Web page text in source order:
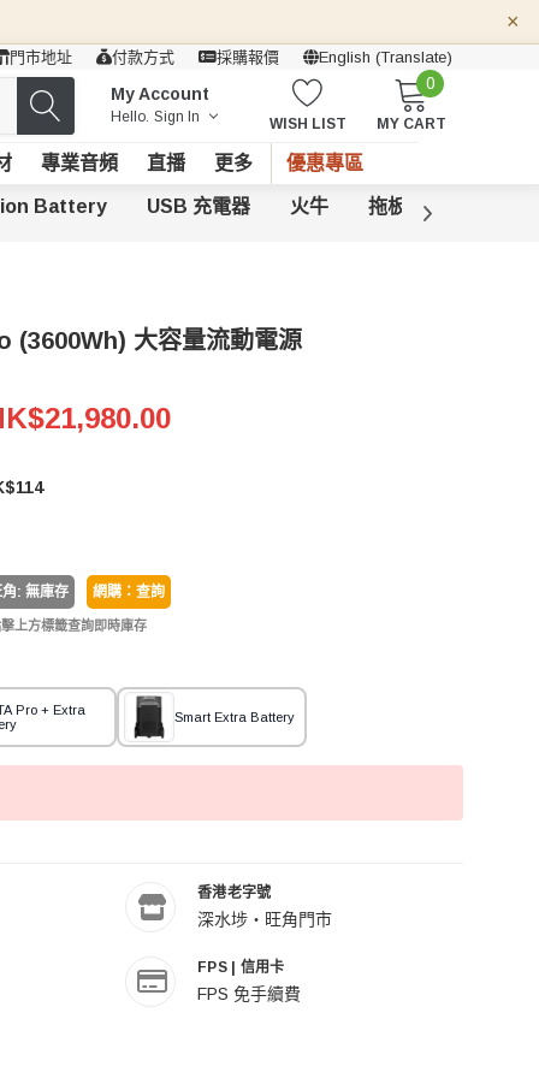
×
門市地址 付款方式 採購報價 English (Translate)
My Account
Hello. Sign In WISH LIST
0
MY CART
專業音頻 直播 更多 優惠專區
Battery USB 充電器 火牛 拖板
(3600Wh) 大容量流動電源
角: 無庫存 網購：查詢
上方標籤查詢即時庫存
Pro + Extra
Smart Extra Battery
香港老字號
深水埗・旺角門市
FPS | 信用卡
FPS 免手續費